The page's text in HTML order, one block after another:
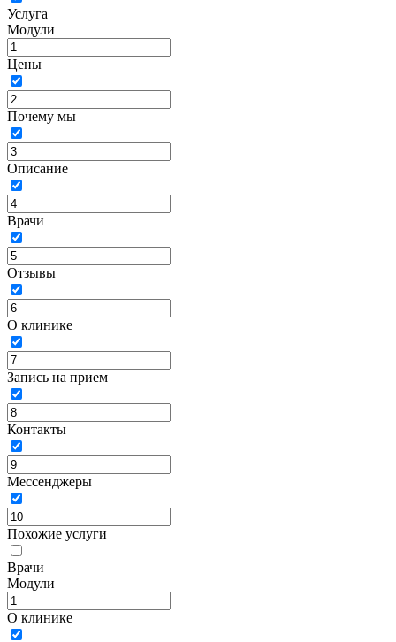
Услуга
Модули
Цены
Почему мы
Описание
Врачи
Отзывы
О клинике
Запись на прием
Контакты
Мессенджеры
Похожие услуги
Врачи
Модули
О клинике